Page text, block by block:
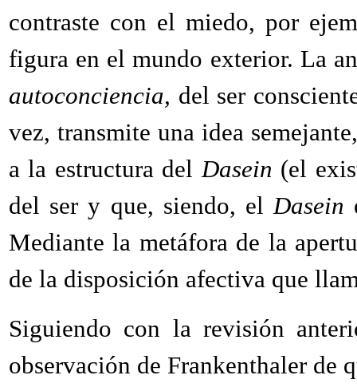
contraste con el miedo, por
figura en el mundo exterior. La
autoconciencia, del ser
vez, transmite una idea
a la estructura delDasein (el
del ser y que, siendo, elDasein
Mediante la metáfora de la
de la disposición afectiva que
Siguiendo con la revisión
observación de Frankenthaler de